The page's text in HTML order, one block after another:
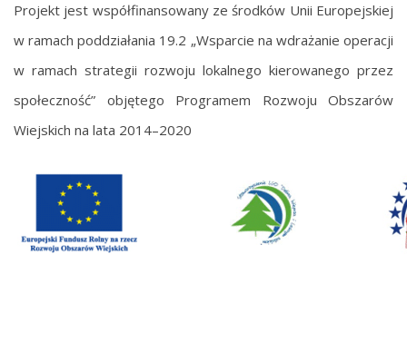
Projekt jest współfinansowany ze środków Unii Europejskiej
w ramach poddziałania 19.2 „Wsparcie na wdrażanie operacji
w ramach strategii rozwoju lokalnego kierowanego przez
społeczność” objętego Programem Rozwoju Obszarów
Wiejskich na lata 2014–2020